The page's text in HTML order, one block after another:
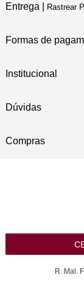
Entrega | Rastrear
Formas de
Institucional
Dúvidas
Compras
R. Mal.